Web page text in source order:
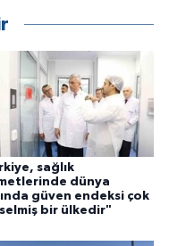
sağlık
dünya
güven endeksi çok
bir ülkedir"